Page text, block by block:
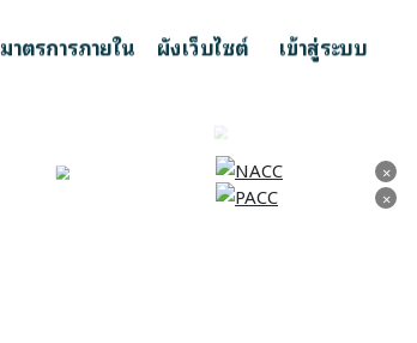
×
×
มาตรการภายใน ผังเว็บไซต์ เข้าสู่ระบบ